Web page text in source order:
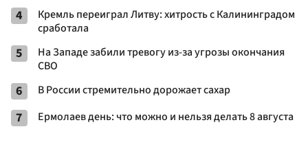
4
Кремль переиграл Литву: хитрость с Калининградом
сработала
5
На Западе забили тревогу из-за угрозы окончания
СВО
6 В России стремительно дорожает сахар
7 Ермолаев день: что можно и нельзя делать 8 августа